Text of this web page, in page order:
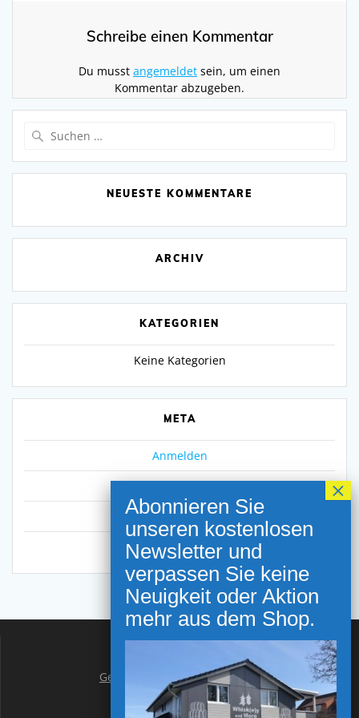
Schreibe einen Kommentar
Du musst angemeldet sein, um einen
Kommentar abzugeben.
NEUESTE KOMMENTARE
ARCHIV
KATEGORIEN
Keine Kategorien
META
Anmelden
Eintrags-Feed
Kommentar-Feed
WordPress.org
Geschäft in Bremerhaven
Geschäft in Spaden
Impressum
NEWSLETTER ANMELDUNG